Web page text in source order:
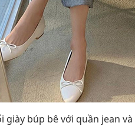
giày búp bê với quần jean